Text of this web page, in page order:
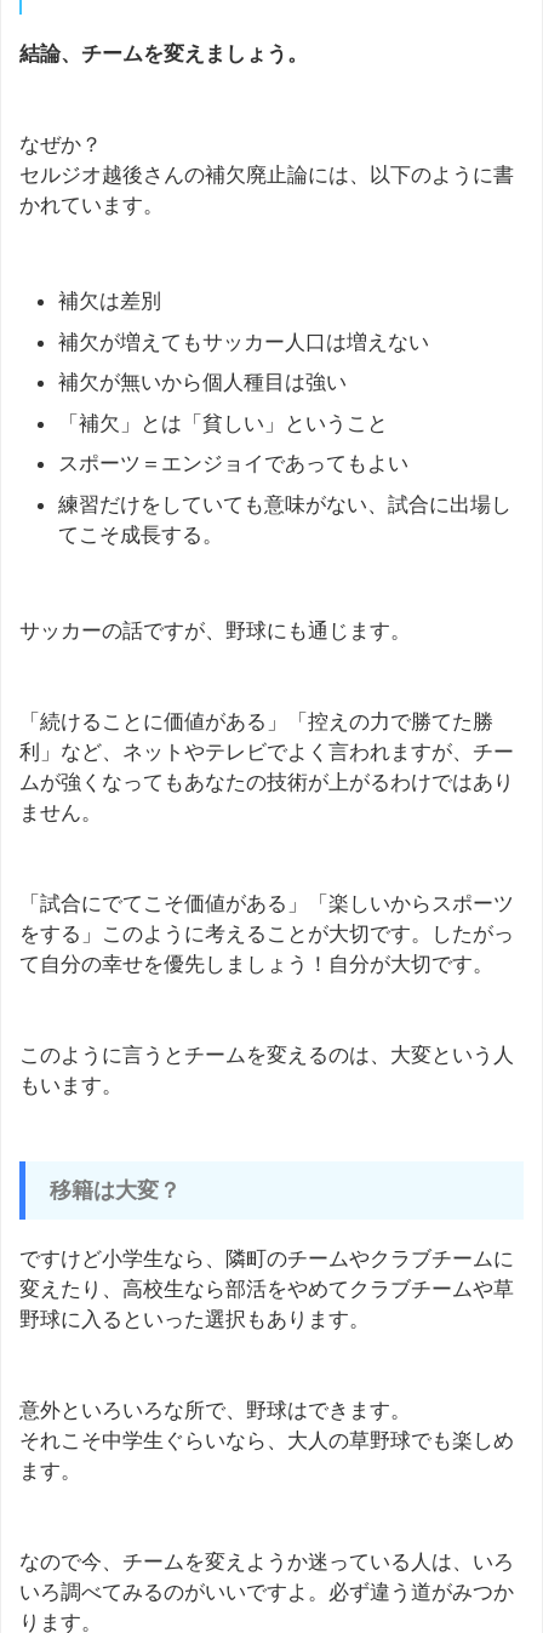
結論、チームを変えましょう。
なぜか？
セルジオ越後さんの補欠廃止論には、以下のように書
かれています。
補欠は差別
補欠が増えてもサッカー人口は増えない
補欠が無いから個人種目は強い
「補欠」とは「貧しい」ということ
スポーツ＝エンジョイであってもよい
練習だけをしていても意味がない、試合に出場し
てこそ成長する。
サッカーの話ですが、野球にも通じます。
「続けることに価値がある」「控えの力で勝てた勝
利」など、ネットやテレビでよく言われますが、チー
ムが強くなってもあなたの技術が上がるわけではあり
ません。
「試合にでてこそ価値がある」「楽しいからスポーツ
をする」このように考えることが大切です。したがっ
て自分の幸せを優先しましょう！自分が大切です。
このように言うとチームを変えるのは、大変という人
もいます。
移籍は大変？
ですけど小学生なら、隣町のチームやクラブチームに
変えたり、高校生なら部活をやめてクラブチームや草
野球に入るといった選択もあります。
意外といろいろな所で、野球はできます。
それこそ中学生ぐらいなら、大人の草野球でも楽しめ
ます。
なので今、チームを変えようか迷っている人は、いろ
いろ調べてみるのがいいですよ。必ず違う道がみつか
ります。